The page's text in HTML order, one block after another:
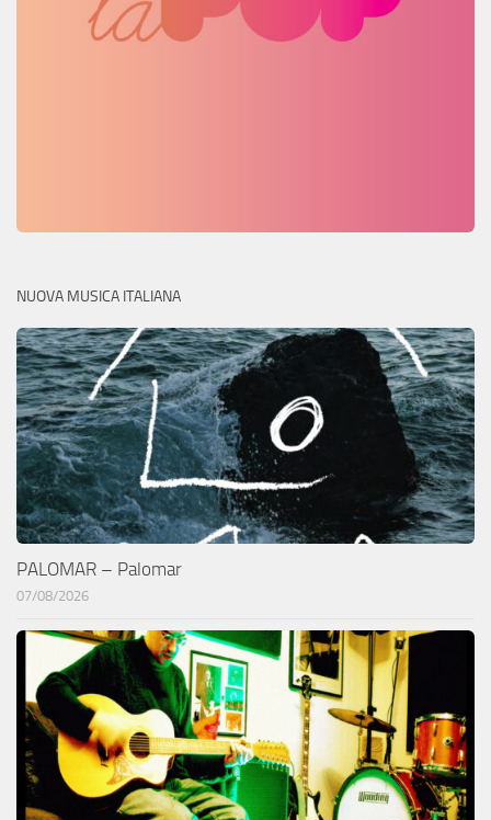
NUOVA MUSICA ITALIANA
PALOMAR – Palomar
07/08/2026